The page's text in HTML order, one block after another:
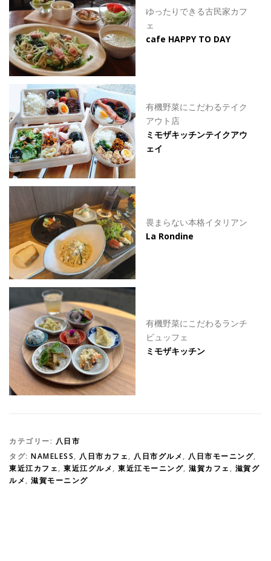
ゆったりできる古民家カフ
ェ
cafe HAPPY TO DAY
有機野菜にこだわるテイク
アウト店
ミモザキッチンテイクアウ
ェイ
畏まらない本格イタリアン
La Rondine
有機野菜にこだわるランチ
ビュッフェ
ミモザキッチン
カテゴリー: 八日市
タグ: NAMELESS, 八日市カフェ, 八日市グルメ, 八日市モーニング,
東近江カフェ, 東近江グルメ, 東近江モーニング, 滋賀カフェ , 滋賀グ
ルメ, 滋賀モーニング